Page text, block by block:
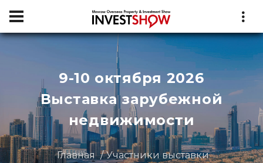
9-10 октября 2026
Выставка зарубежной
недвижимости
Главная
Участники выставки